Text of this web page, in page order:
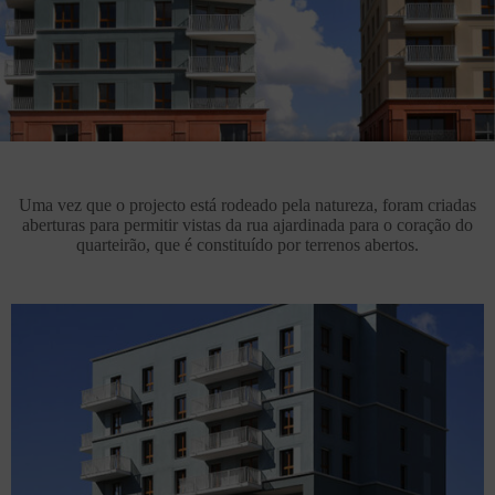
Uma vez que o projecto está rodeado pela natureza, foram criadas
aberturas para permitir vistas da rua ajardinada para o coração do
quarteirão, que é constituído por terrenos abertos.